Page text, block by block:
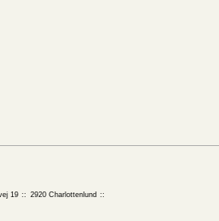
19
2920 Charlottenlund